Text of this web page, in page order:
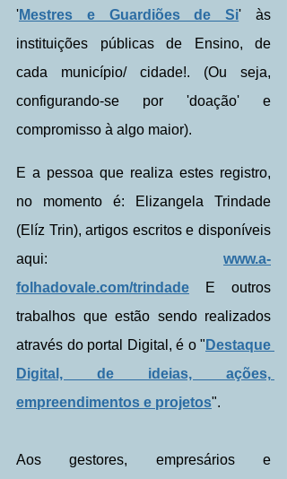
'Mestres e Guardiões de Si' às
instituições públicas de Ensino, de
cada município/ cidade!. (Ou seja,
configurando-se por 'doação' e
compromisso à algo maior).
E a pessoa que realiza estes registro,
no momento é: Elizangela Trindade
(Elíz Trin), artigos escritos e disponíveis
aqui: www.a-
folhadovale.com/trindade E outros
trabalhos que estão sendo realizados
através do portal Digital, é o " Destaque
Digital, de ideias, ações,
empreendimentos e projetos".
Aos gestores, empresários e